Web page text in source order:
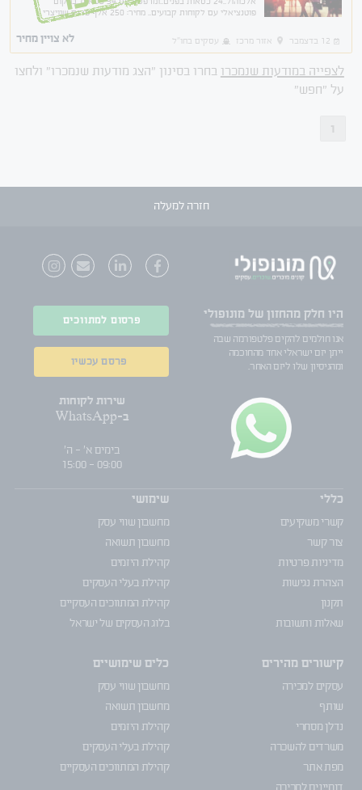
פוטנציאלי עם לקוחות קבועים.. מחיר: 250 אלף פרנק שוויצרי
12 בדצמבר אזור מרכז עסקים בחו"ל לא צויין מחיר
לצפייה במודעות שנמכרו בחרו בסינון "הצג מודעות שנמכרו" ולחצו
על "חפש"
1
חזרה למעלה
היו חלק מהחזון של מונופולי
אנו חולמים להקים פלטפורמה שבה
ייתן יזם ישראלי אחד מהחוכמה
ומהניסיון שלו ליזם האחר.
פרסום למתווכים
פרסם עכשיו
שירות לקוחות
ב-WhatsApp
בימים א' - ה'
09:00 - 15:00
כללי
קשרי משקיעים
צור קשר
מדיניות פרטיות
הצהרת נגישות
תקנון
שאלות ותשובות
קישורים מהירים
עסקים למכירה
שותף
נדלן מסחרי
משרדים להשכרה
מפת אתר
שימושי
מחשבון שווי עסק
מחשבון תשואה
קהילת היזמים
קהילת בעלי העסקים
קהילת המתווכים העסקיים
בלוג העסקים של ישראל
כלים שימושיים
מחשבון שווי עסק
מחשבון תשואה
קהילת היזמים
קהילת בעלי העסקים
קהילת המתווכים העסקיים